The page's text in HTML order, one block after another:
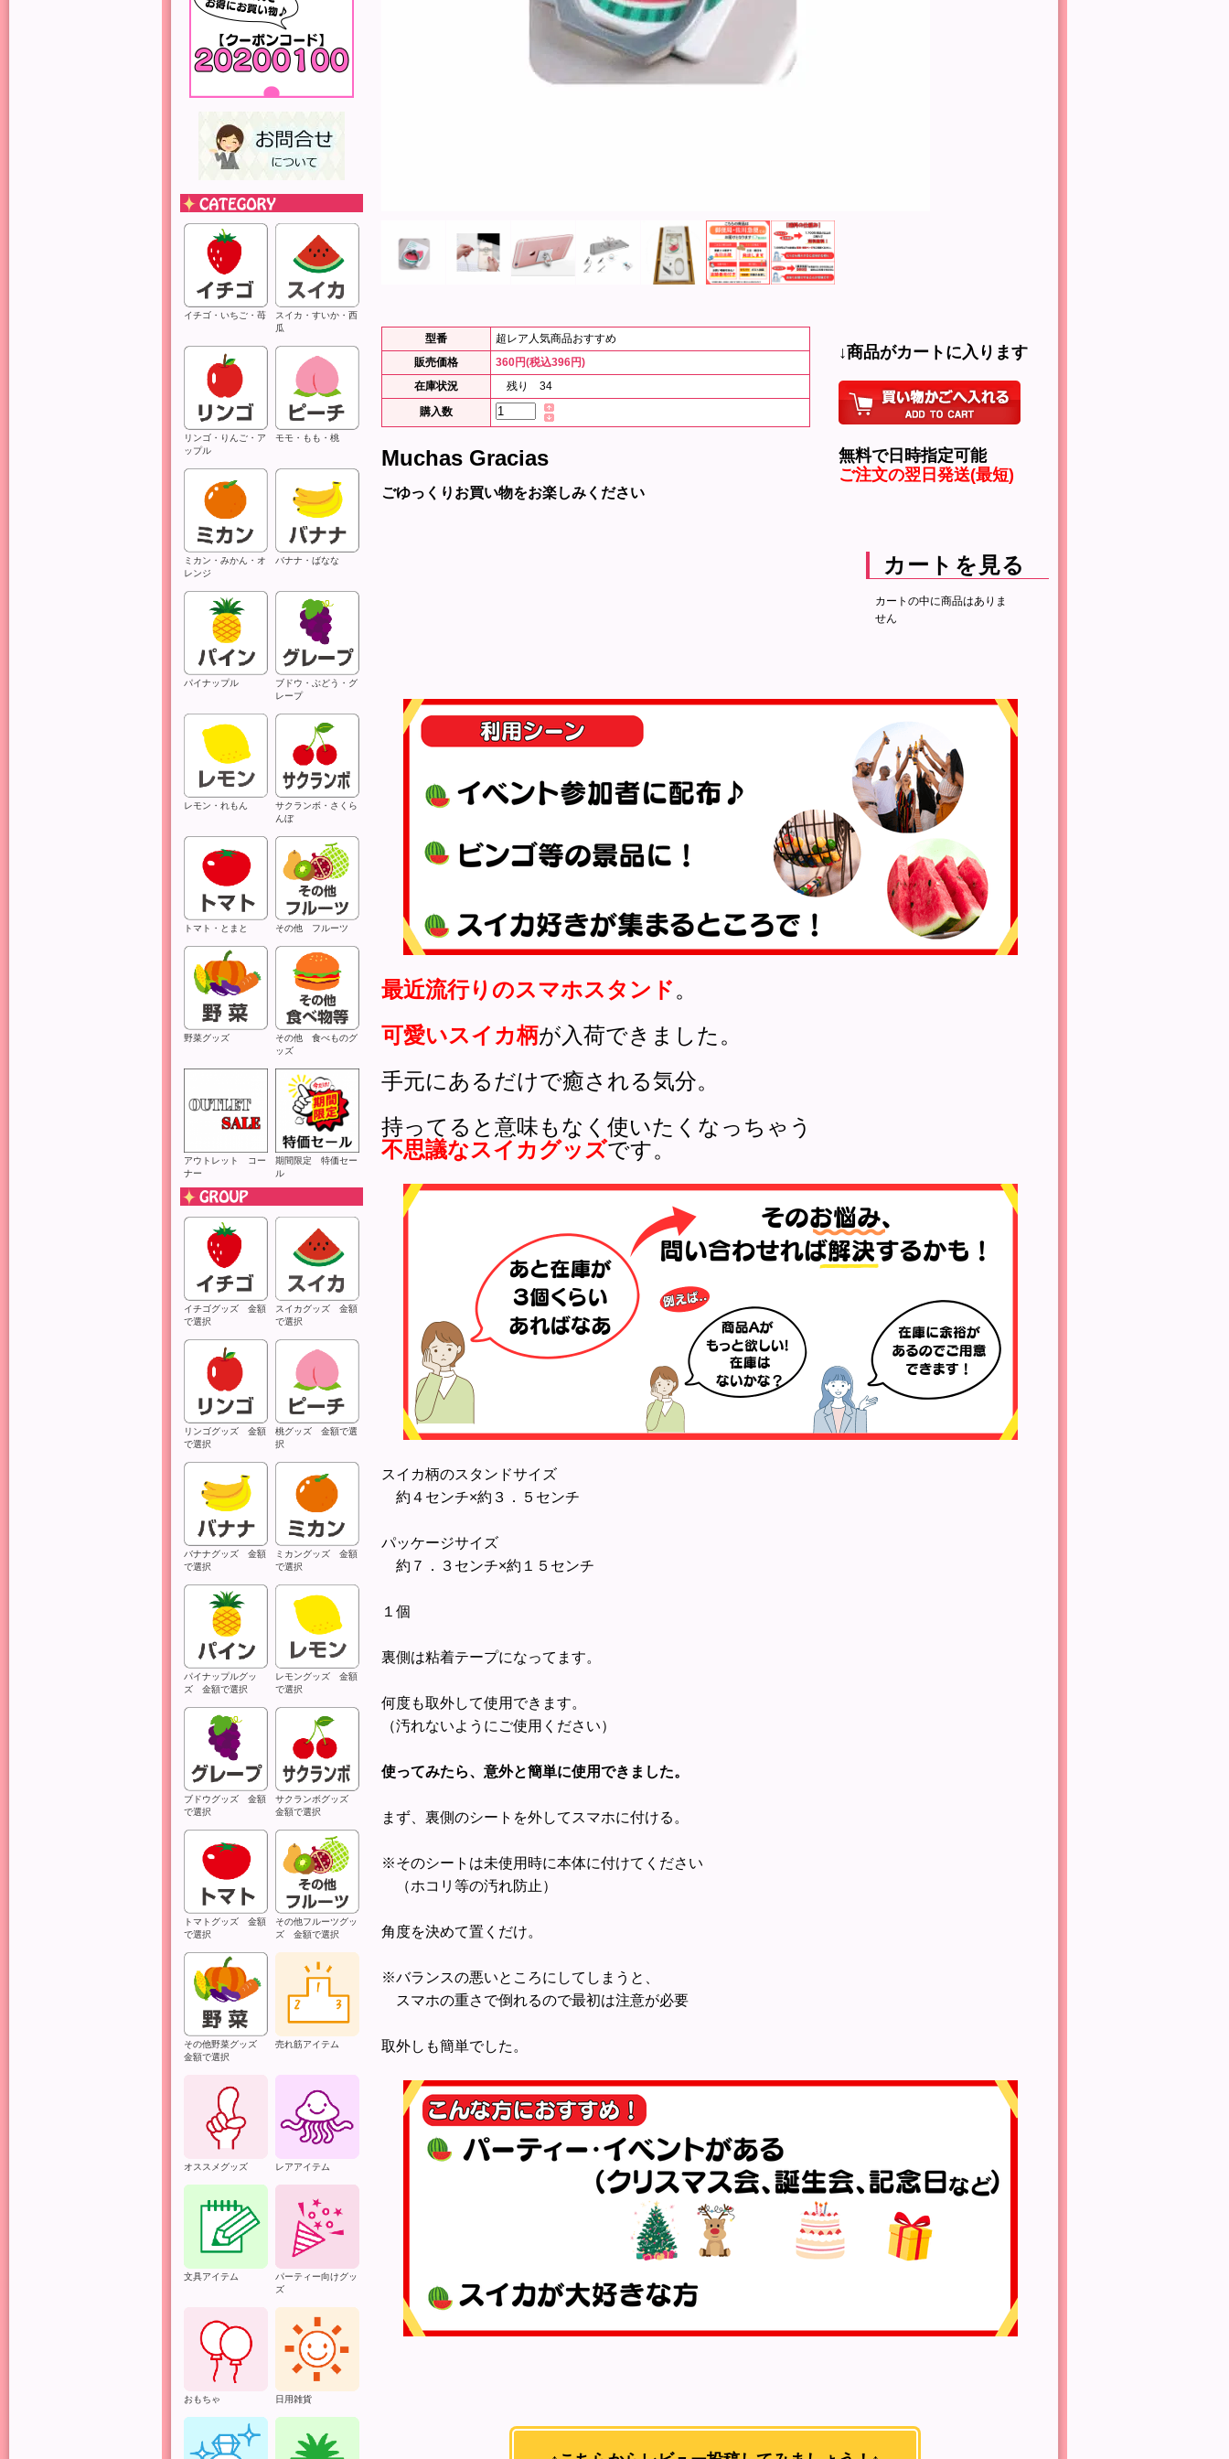
イチゴ・いちご・苺
スイカ・すいか・西
瓜
リンゴ・りんご・ア
ップル
モモ・もも・桃
ミカン・みかん・オ
レンジ
バナナ・ばなな
パイナップル
ブドウ・ぶどう・グ
レープ
レモン・れもん
サクランボ・さくら
んぼ
トマト・とまと その他 フルーツ
野菜グッズ
その他 食べものグ
ッズ
アウトレット コー
ナー
期間限定 特価セー
ル
イチゴグッズ 金額
で選択
スイカグッズ 金額
で選択
リンゴグッズ 金額
で選択
桃グッズ 金額で選
択
バナナグッズ 金額
で選択
ミカングッズ 金額
で選択
パイナップルグッ
ズ 金額で選択
レモングッズ 金額
で選択
ブドウグッズ 金額
で選択
サクランボグッズ
金額で選択
トマトグッズ 金額
で選択
その他フルーツグッ
ズ 金額で選択
その他野菜グッズ
金額で選択
売れ筋アイテム
オススメグッズ レアアイテム
文具アイテム
パーティー向けグッ
ズ
おもちゃ 日用雑貨
型番
超レア人気商品おすすめ
販売価格
360円(税込396円)
在庫状況
残り 34
購入数
↓商品がカートに入ります
無料で日時指定可能
ご注文の翌日発送(最短)
カートを見る
カートの中に商品はありま
せん
Muchas Gracias
ごゆっくりお買い物をお楽しみください
最近流行りのスマホスタンド。
可愛いスイカ柄が入荷できました。
手元にあるだけで癒される気分。
持ってると意味もなく使いたくなっちゃう
不思議なスイカグッズです。
スイカ柄のスタンドサイズ
約４センチ×約３．５センチ
パッケージサイズ
約７．３センチ×約１５センチ
１個
裏側は粘着テープになってます。
何度も取外して使用できます。
（汚れないようにご使用ください）
使ってみたら、意外と簡単に使用できました。
まず、裏側のシートを外してスマホに付ける。
※そのシートは未使用時に本体に付けてください
（ホコリ等の汚れ防止）
角度を決めて置くだけ。
※バランスの悪いところにしてしまうと、
スマホの重さで倒れるので最初は注意が必要
取外しも簡単でした。